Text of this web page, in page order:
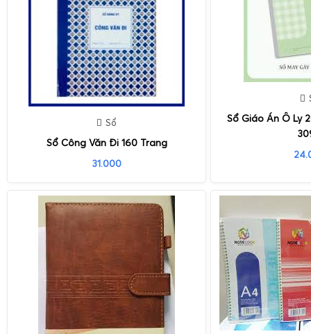
Sổ
Sổ Công Văn Đi 160 Trang
31.000
Sổ Giáo Án Ô Ly